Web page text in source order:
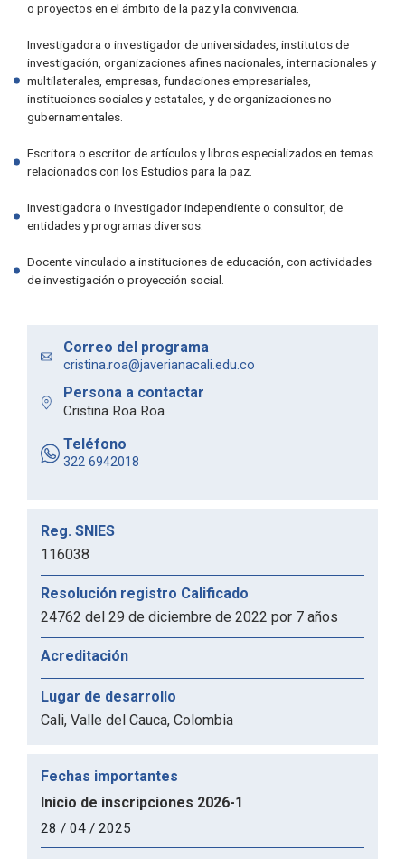
o proyectos en el ámbito de la paz y la convivencia.
Investigadora o investigador de universidades, institutos de
investigación, organizaciones afines nacionales, internacionales y
multilaterales, empresas, fundaciones empresariales,
instituciones sociales y estatales, y de organizaciones no
gubernamentales.
Escritora o escritor de artículos y libros especializados en temas
relacionados con los Estudios para la paz.
Investigadora o investigador independiente o consultor, de
entidades y programas diversos.
Docente vinculado a instituciones de educación, con actividades
de investigación o proyección social.
Correo del programa
cristina.roa@javerianacali.edu.co
Persona a contactar
Cristina Roa Roa
Teléfono
322 6942018
Reg. SNIES
116038
Resolución registro Calificado
24762 del 29 de diciembre de 2022 por 7 años
Acreditación
Lugar de desarrollo
Cali, Valle del Cauca, Colombia
Fechas importantes
Inicio de inscripciones 2026-1
28 / 04 / 2025